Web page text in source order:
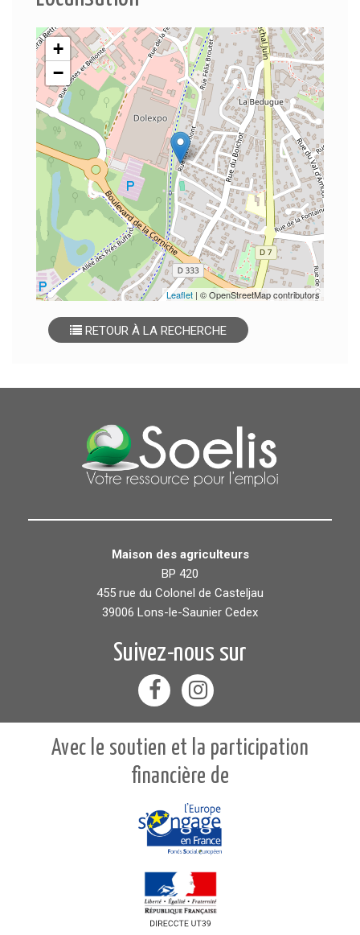
+
−
Leaflet | © OpenStreetMap contributors
RETOUR À LA RECHERCHE
Maison des agriculteurs
BP 420
455 rue du Colonel de Casteljau
39006 Lons-le-Saunier Cedex
Suivez-nous sur
Avec le soutien et la participation
financière de